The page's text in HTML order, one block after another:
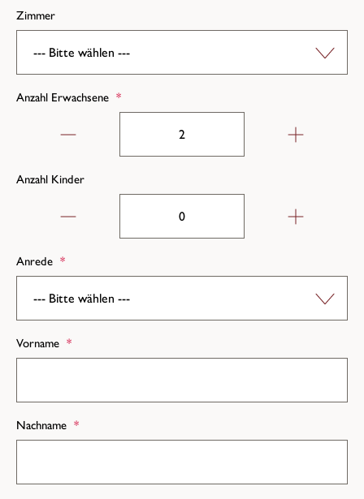
Zimmer
Anzahl Erwachsene *
Anzahl Kinder
Anrede *
Vorname *
Nachname *